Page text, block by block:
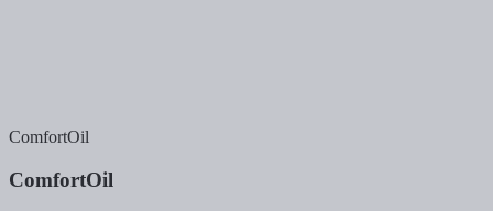
ComfortOil
ComfortOil